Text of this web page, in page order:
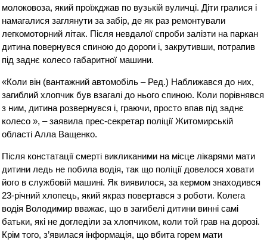
молоковоза, який проїжджав по вузькій вуличці. Діти гралися і
намагалися заглянути за забір, де як раз ремонтували
легкомоторний літак. Після невдалої спроби залізти на паркан
дитина повернувся спиною до дороги і, закрутивши, потрапив
під заднє колесо габаритної машини.
«Коли він (вантажний автомобіль – Ред.) Наближався до них,
загиблий хлопчик був взагалі до нього спиною. Коли порівнявся
з ним, дитина розвернувся і, граючи, просто впав під заднє
колесо », – заявила прес-секретар поліції Житомирській
області Алла Ващенко.
Після констатації смерті викликаними на місце лікарями мати
дитини ледь не побила водія, так що поліції довелося ховати
його в службовій машині. Як виявилося, за кермом знаходився
23-річний хлопець, який якраз повертався з роботи. Колега
водія Володимир вважає, що в загибелі дитини винні самі
батьки, які не догледіли за хлопчиком, коли той грав на дорозі.
Крім того, з’явилася інформація, що вбита горем мати